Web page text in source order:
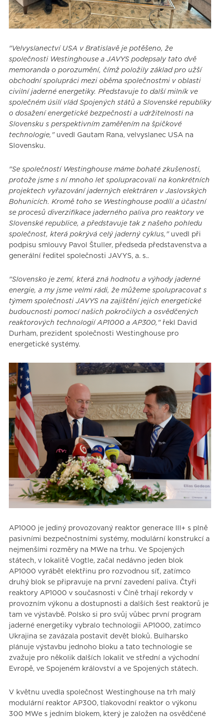
"Velvyslanectví USA v Bratislavě je potěšeno, že
společnosti Westinghouse a JAVYS podepsaly tato dvě
memoranda o porozumění, čímž položily základ pro užší
obchodní spolupráci mezi oběma společnostmi v oblasti
civilní jaderné energetiky. Představuje to další milník ve
společném úsilí vlád Spojených států a Slovenské republiky
o dosažení energetické bezpečnosti a udržitelnosti na
Slovensku s perspektivním zaměřením na špičkové
technologie," uvedl Gautam Rana, velvyslanec USA na
Slovensku.
"Se společností Westinghouse máme bohaté zkušenosti,
protože jsme s ní mnoho let spolupracovali na konkrétních
projektech vyřazování jaderných elektráren v Jaslovských
Bohunicích. Kromě toho se Westinghouse podílí a účastní
se procesů diverzifikace jaderného paliva pro reaktory ve
Slovenské republice, a představuje tak z našeho pohledu
společnost, která pokrývá celý jaderný cyklus,"uvedl při
podpisu smlouvy Pavol Štuller, předseda představenstva a
generální ředitel společnosti JAVYS, a. s..
"Slovensko je zemí, která zná hodnotu a výhody jaderné
energie, a my jsme velmi rádi, že můžeme spolupracovat s
týmem společnosti JAVYS na zajištění jejich energetické
budoucnosti pomocí našich pokročilých a osvědčených
reaktorových technologií AP1000 a AP300,"řekl David
Durham, prezident společnosti Westinghouse pro
energetické systémy.
AP1000 je jediný provozovaný reaktor generace III+ s plně
pasivními bezpečnostními systémy, modulární konstrukcí a
nejmenšími rozměry na MWe na trhu. Ve Spojených
státech, v lokalitě Vogtle, začal nedávno jeden blok
AP1000 vyrábět elektřinu pro rozvodnou síť, zatímco
druhý blok se připravuje na první zavedení paliva. Čtyři
reaktory AP1000 v současnosti v Číně trhají rekordy v
provozním výkonu a dostupnosti a dalších šest reaktorů je
tam ve výstavbě. Polsko si pro svůj vůbec první program
jaderné energetiky vybralo technologii AP1000, zatímco
Ukrajina se zavázala postavit devět bloků. Bulharsko
plánuje výstavbu jednoho bloku a tato technologie se
zvažuje pro několik dalších lokalit ve střední a východní
Evropě, ve Spojeném království a ve Spojených státech.
V květnu uvedla společnost Westinghouse na trh malý
modulární reaktor AP300, tlakovodní reaktor o výkonu
300 MWe s jedním blokem, který je založen na osvědčené